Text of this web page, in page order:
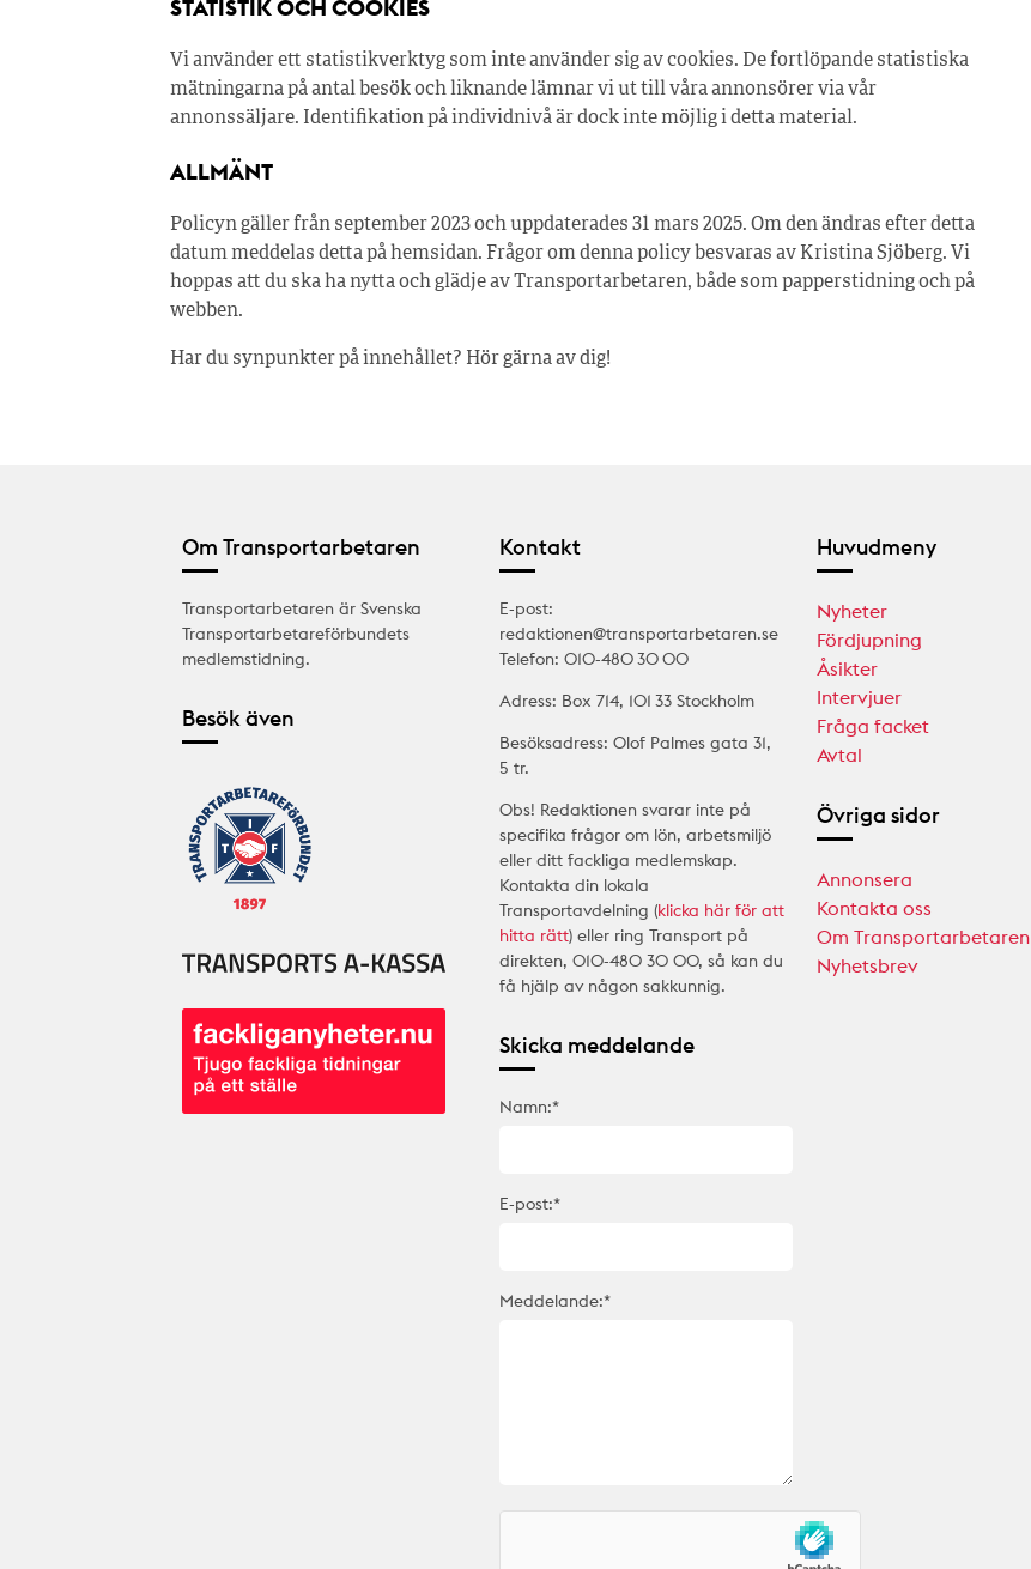
STATISTIK OCH COOKIES
Vi använder ett statistikverktyg som inte använder sig av cookies. De fortlöpande statistiska
mätningarna på antal besök och liknande lämnar vi ut till våra annonsörer via vår
annonssäljare. Identifikation på individnivå är dock inte möjlig i detta material.
ALLMÄNT
Policyn gäller från september 2023 och uppdaterades 31 mars 2025. Om den ändras efter detta
datum meddelas detta på hemsidan. Frågor om denna policy besvaras av Kristina Sjöberg. Vi
hoppas att du ska ha nytta och glädje av Transportarbetaren, både som papperstidning och på
webben.
Har du synpunkter på innehållet? Hör gärna av dig!
Om Transportarbetaren
Transportarbetaren är Svenska
Transportarbetareförbundets
medlemstidning.
Besök även
Kontakt
E-post:
redaktionen@transportarbetaren.se
Telefon: 010-480 30 00
Adress: Box 714, 101 33 Stockholm
Besöksadress: Olof Palmes gata 31,
5 tr.
Obs! Redaktionen svarar inte på
specifika frågor om lön, arbetsmiljö
eller ditt fackliga medlemskap.
Kontakta din lokala
Transportavdelning (klicka här för att
hitta rätt) eller ring Transport på
direkten, 010-480 30 00, så kan du
få hjälp av någon sakkunnig.
Skicka meddelande
Namn:*
E-post:*
Meddelande:*
Huvudmeny
Nyheter
Fördjupning
Åsikter
Intervjuer
Fråga facket
Avtal
Övriga sidor
Annonsera
Kontakta oss
Om Transportarbetaren
Nyhetsbrev